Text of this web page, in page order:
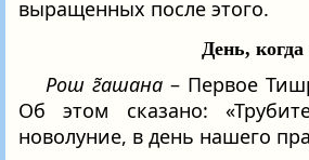
выращенных после этого.
День,
Рош г̃ашана – Первое
Об этом сказано:
новолуние, в день нашего